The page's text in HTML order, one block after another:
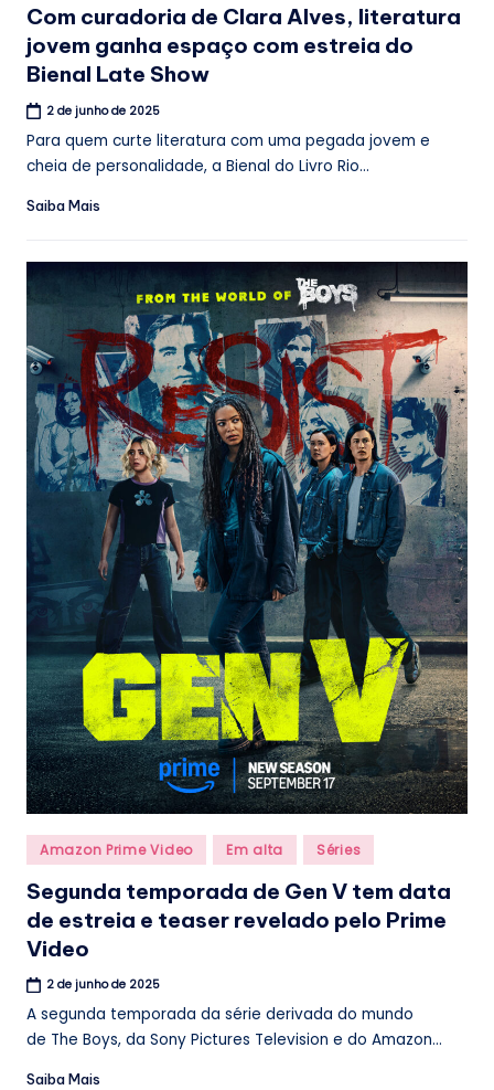
Com curadoria de Clara Alves, literatura
jovem ganha espaço com estreia do
Bienal Late Show
2 de junho de 2025
Para quem curte literatura com uma pegada jovem e
cheia de personalidade, a Bienal do Livro Rio...
Saiba Mais
Posted
in
Amazon Prime Video Em alta Séries
Segunda temporada de Gen V tem data
de estreia e teaser revelado pelo Prime
Video
2 de junho de 2025
A segunda temporada da série derivada do mundo
de The Boys, da Sony Pictures Television e do Amazon...
Saiba Mais